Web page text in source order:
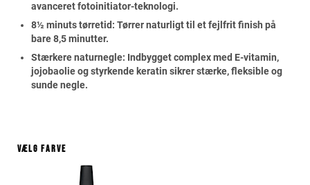
avanceret fotoinitiator-teknologi.
8½ minuts tørretid: Tørrer naturligt til et fejlfrit finish på
bare 8,5 minutter.
Stærkere naturnegle: Indbygget complex med E-vitamin,
jojobaolie og styrkende keratin sikrer stærke, fleksible og
sunde negle.
Vælg farve